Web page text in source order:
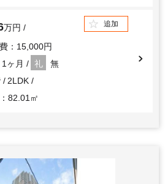
万円
：15,000円
1ヶ月 礼
無
2LDK
82.01㎡
追加